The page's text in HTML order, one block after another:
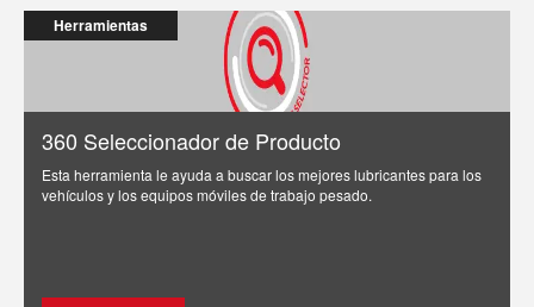
Herramientas
360 Seleccionador de Producto
Esta herramienta le ayuda a buscar los mejores lubricantes para los
vehículos y los equipos móviles de trabajo pesado.